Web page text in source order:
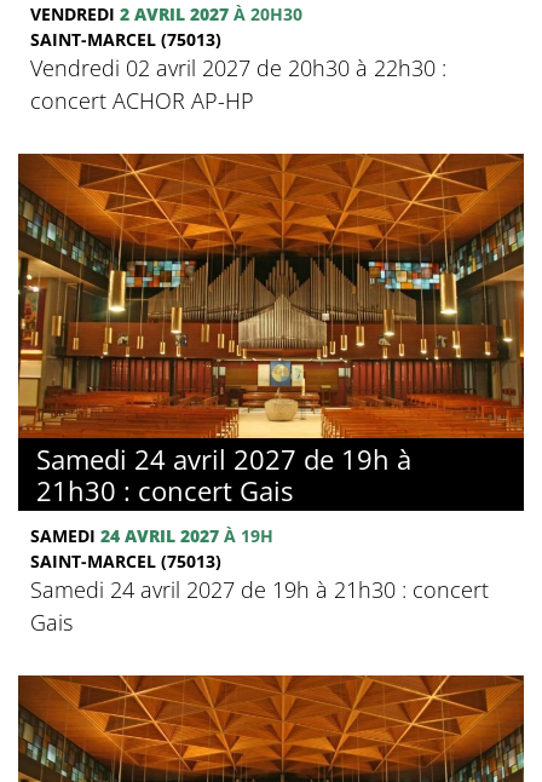
VENDREDI 2 AVRIL 2027 À 20H30
SAINT-MARCEL (75013)
Vendredi 02 avril 2027 de 20h30 à 22h30 :
concert ACHOR AP-HP
Samedi 24 avril 2027 de 19h à
21h30 : concert Gais
SAMEDI 24 AVRIL 2027 À 19H
SAINT-MARCEL (75013)
Samedi 24 avril 2027 de 19h à 21h30 : concert
Gais